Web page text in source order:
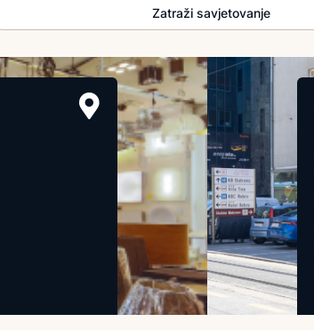
Zatraži savjetovanje